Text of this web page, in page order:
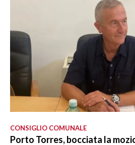
CONSIGLIO COMUNALE
Porto Torres, bocciata la